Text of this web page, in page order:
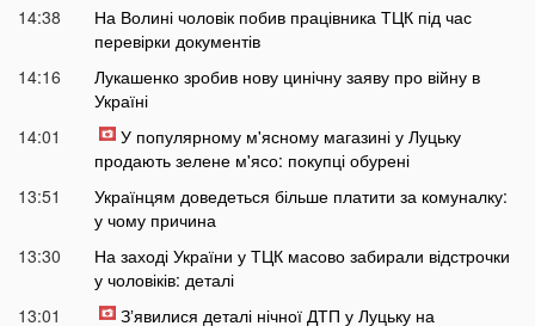
14:38
На Волині чоловік побив працівника ТЦК під час
перевірки документів
14:16
Лукашенко зробив нову цинічну заяву про війну в
Україні
14:01
У популярному м'ясному магазині у Луцьку
продають зелене м'ясо: покупці обурені
13:51
Українцям доведеться більше платити за комуналку:
у чому причина
13:30
На заході України у ТЦК масово забирали відстрочки
у чоловіків: деталі
13:01
Зʼявилися деталі нічної ДТП у Луцьку на